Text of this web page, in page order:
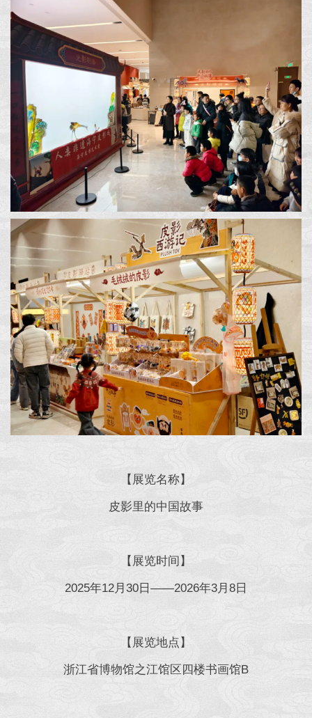
【展览名称】
皮影里的中国故事
【展览时间】
2025年12月30日——2026年3月8日
【展览地点】
浙江省博物馆之江馆区四楼书画馆B